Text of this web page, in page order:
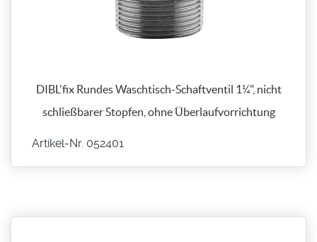
DIBL'fix Rundes Waschtisch-Schaftventil 1¼", nicht
schließbarer Stopfen, ohne Überlaufvorrichtung
Artikel-Nr. 052401